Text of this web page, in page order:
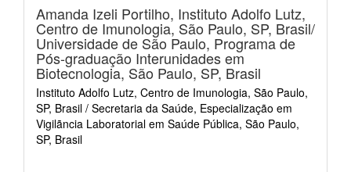
Amanda Izeli Portilho, Instituto Adolfo Lutz,
Centro de Imunologia, São Paulo, SP, Brasil/
Universidade de São Paulo, Programa de
Pós-graduação Interunidades em
Biotecnologia, São Paulo, SP, Brasil
Instituto Adolfo Lutz, Centro de Imunologia, São Paulo,
SP, Brasil / Secretaria da Saúde, Especialização em
Vigilãncia Laboratorial em Saúde Pública, São Paulo,
SP, Brasil